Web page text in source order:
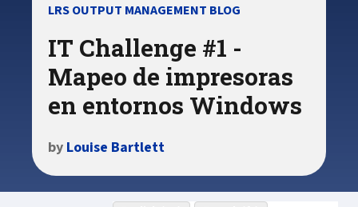
LRS OUTPUT MANAGEMENT BLOG
IT Challenge #1 -
Mapeo de impresoras
en entornos Windows
by Louise Bartlett